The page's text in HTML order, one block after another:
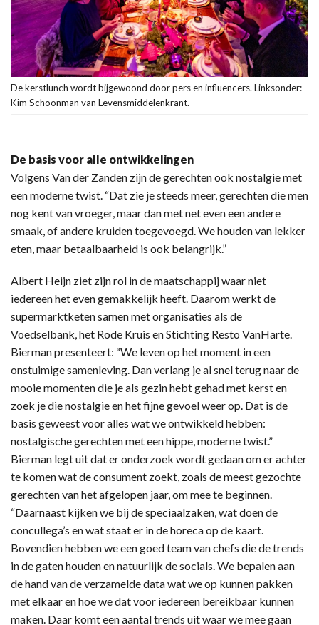
De kerstlunch wordt bijgewoond door pers en influencers. Linksonder:
Kim Schoonman van Levensmiddelenkrant.
De basis voor alle ontwikkelingen
Volgens Van der Zanden zijn de gerechten ook nostalgie met
een moderne twist. “Dat zie je steeds meer, gerechten die men
nog kent van vroeger, maar dan met net even een andere
smaak, of andere kruiden toegevoegd. We houden van lekker
eten, maar betaalbaarheid is ook belangrijk.”
Albert Heijn ziet zijn rol in de maatschappij waar niet
iedereen het even gemakkelijk heeft. Daarom werkt de
supermarktketen samen met organisaties als de
Voedselbank, het Rode Kruis en Stichting Resto VanHarte.
Bierman presenteert: “We leven op het moment in een
onstuimige samenleving. Dan verlang je al snel terug naar de
mooie momenten die je als gezin hebt gehad met kerst en
zoek je die nostalgie en het fijne gevoel weer op. Dat is de
basis geweest voor alles wat we ontwikkeld hebben:
nostalgische gerechten met een hippe, moderne twist.”
Bierman legt uit dat er onderzoek wordt gedaan om er achter
te komen wat de consument zoekt, zoals de meest gezochte
gerechten van het afgelopen jaar, om mee te beginnen.
“Daarnaast kijken we bij de speciaalzaken, wat doen de
concullega’s en wat staat er in de horeca op de kaart.
Bovendien hebben we een goed team van chefs die de trends
in de gaten houden en natuurlijk de socials. We bepalen aan
de hand van de verzamelde data wat we op kunnen pakken
met elkaar en hoe we dat voor iedereen bereikbaar kunnen
maken. Daar komt een aantal trends uit waar we mee gaan